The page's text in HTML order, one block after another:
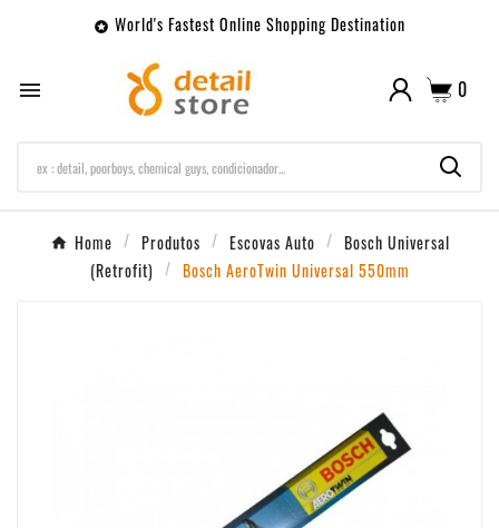
 World's Fastest Online Shopping Destination
 0
Home Produtos Escovas Auto
Bosch Universal
(Retrofit)
Bosch AeroTwin Universal 550mm